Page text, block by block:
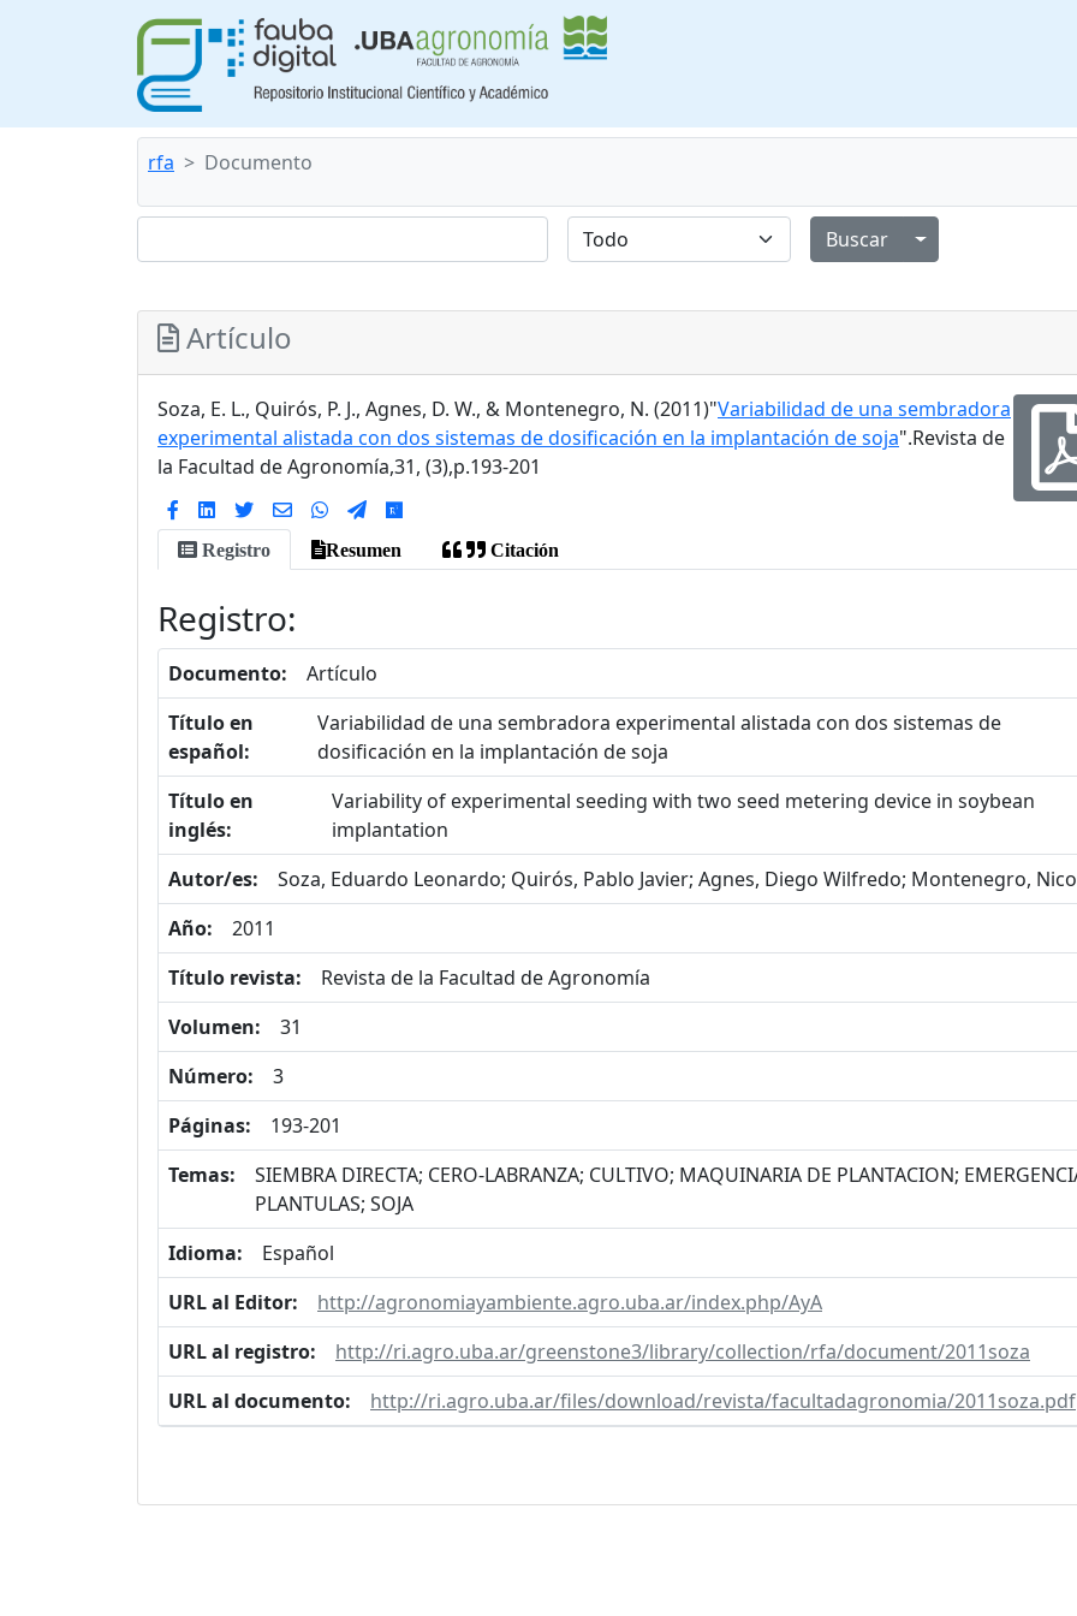
rfa Documento
Alternar menú
Artículo
Soza, E. L., Quirós, P. J., Agnes, D. W., & Montenegro, N. (2011)"Variabilidad de una sembradora
experimental alistada con dos sistemas de dosificación en la implantación de soja".Revista de
la Facultad de Agronomía,31, (3),p.193-201
Registro Resumen Citación
Registro:
Documento:
Artículo
Título en
español:
Variabilidad de una sembradora experimental alistada con dos sistemas de
dosificación en la implantación de soja
Título en
inglés:
Variability of experimental seeding with two seed metering device in soybean
implantation
Autor/es:
Soza, Eduardo Leonardo; Quirós, Pablo Javier; Agnes, Diego Wilfredo; Montenegro,
Año:
2011
Título revista:
Revista de la Facultad de Agronomía
Volumen:
31
Número:
3
Páginas:
193-201
Temas:
SIEMBRA DIRECTA; CERO-LABRANZA; CULTIVO; MAQUINARIA DE PLANTACION;
PLANTULAS; SOJA
Idioma:
Español
URL al Editor:
http://agronomiayambiente.agro.uba.ar/index.php/AyA
URL al registro:
http://ri.agro.uba.ar/greenstone3/library/collection/rfa/document/2011soza
URL al documento:
http://ri.agro.uba.ar/files/download/revista/facultadagronomia/2011soza.pdf